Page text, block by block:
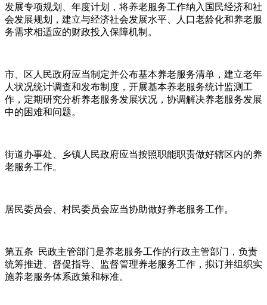
发展专项规划、年度计划，将养老服务工作纳入国民经济和社
会发展规划，建立与经济社会发展水平、人口老龄化和养老服
务需求相适应的财政投入保障机制。
市、区人民政府应当制定并公布基本养老服务清单，建立老年
人状况统计调查和发布制度，开展基本养老服务统计监测工
作，定期研究分析养老服务发展状况，协调解决养老服务发展
中的困难和问题。
街道办事处、乡镇人民政府应当按照职能职责做好辖区内的养
老服务工作。
居民委员会、村民委员会应当协助做好养老服务工作。
第五条 民政主管部门是养老服务工作的行政主管部门，负责
统筹推进、督促指导、监督管理养老服务工作，拟订并组织实
施养老服务体系政策和标准。